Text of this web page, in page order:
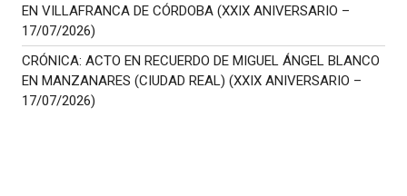
EN VILLAFRANCA DE CÓRDOBA (XXIX ANIVERSARIO –
17/07/2026)
CRÓNICA: ACTO EN RECUERDO DE MIGUEL ÁNGEL BLANCO
EN MANZANARES (CIUDAD REAL) (XXIX ANIVERSARIO –
17/07/2026)